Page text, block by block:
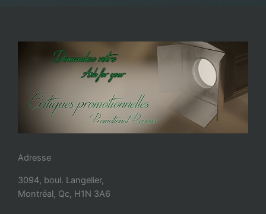
Adresse
3094, boul. Langelier,
Montréal, Qc, H1N 3A6